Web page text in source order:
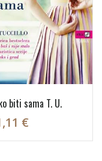
biti sama T. U.
€